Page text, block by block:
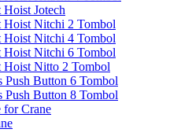
Hoist Jotech
Hoist Nitchi 2 Tombol
Hoist Nitchi 4 Tombol
Hoist Nitchi 6 Tombol
Hoist Nitto 2 Tombol
Push Button 6 Tombol
Push Button 8 Tombol
for Crane